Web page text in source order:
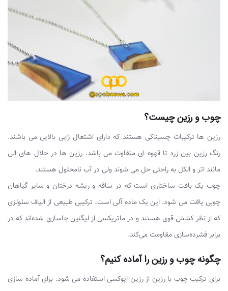
چوب و رزین چیست؟
رزین ها ترکیبات چسبناکی هستند که دارای اشتعال زایی بالایی می باشند.
رنگ رزین بین زرد تا قهوه ای متفاوت می باشد. رزین ها در حلال های الی
مانند اتر و الکل به راحتی حل می شوند ولی در آب نامحلول هستند.
چوب یک بافت ساختاری است که در ساقه و ریشه درختان و سایر گیاهان
چوبی یافت می شود. این یک ماده آلی است، ترکیبی طبیعی از الیاف سلولزی
که از نظر کشش قوی هستند و در ماتریکسی از لیگنین جاسازی شده‌اند که در
برابر فشرده‌سازی مقاومت می‌کند.
چگونه چوب و رزین را آماده کنیم؟
برای ترکیب چوب با رزین از رزین اپوکسی استفاده می شود. برای آماده سازی